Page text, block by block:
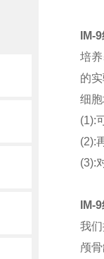
IM-
培
的
细
(1):
(2):
(3):
IM-
我
颅